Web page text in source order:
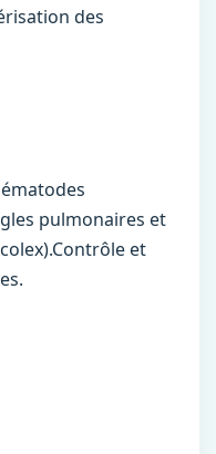
des
pulmonaires et
et